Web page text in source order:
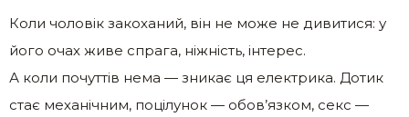
Коли чоловік закоханий, він не може не дивитися: у
його очах живе спрага, ніжність, інтерес.
А коли почуттів нема — зникає ця електрика. Дотик
стає механічним, поцілунок — обов’язком, секс —